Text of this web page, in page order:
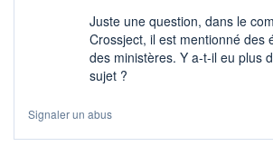
Juste une question, dans le
Crossject, il est mentionné des
des ministères. Y a-t-il eu plus
sujet ?
Signaler un abus